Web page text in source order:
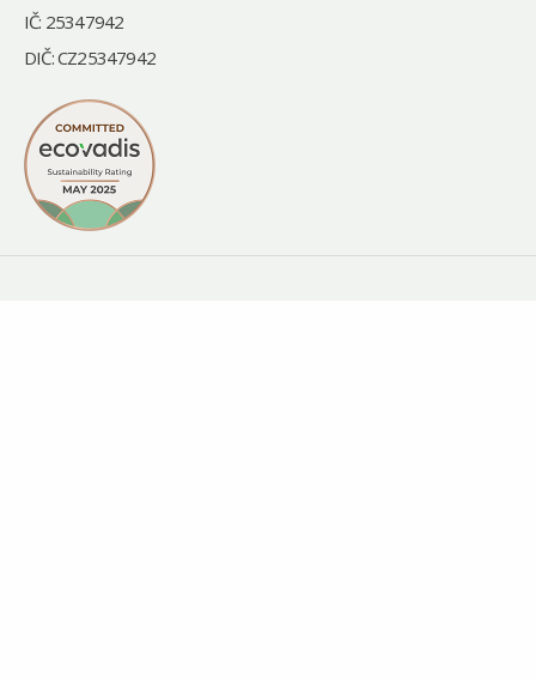
IČ: 25347942
DIČ: CZ25347942